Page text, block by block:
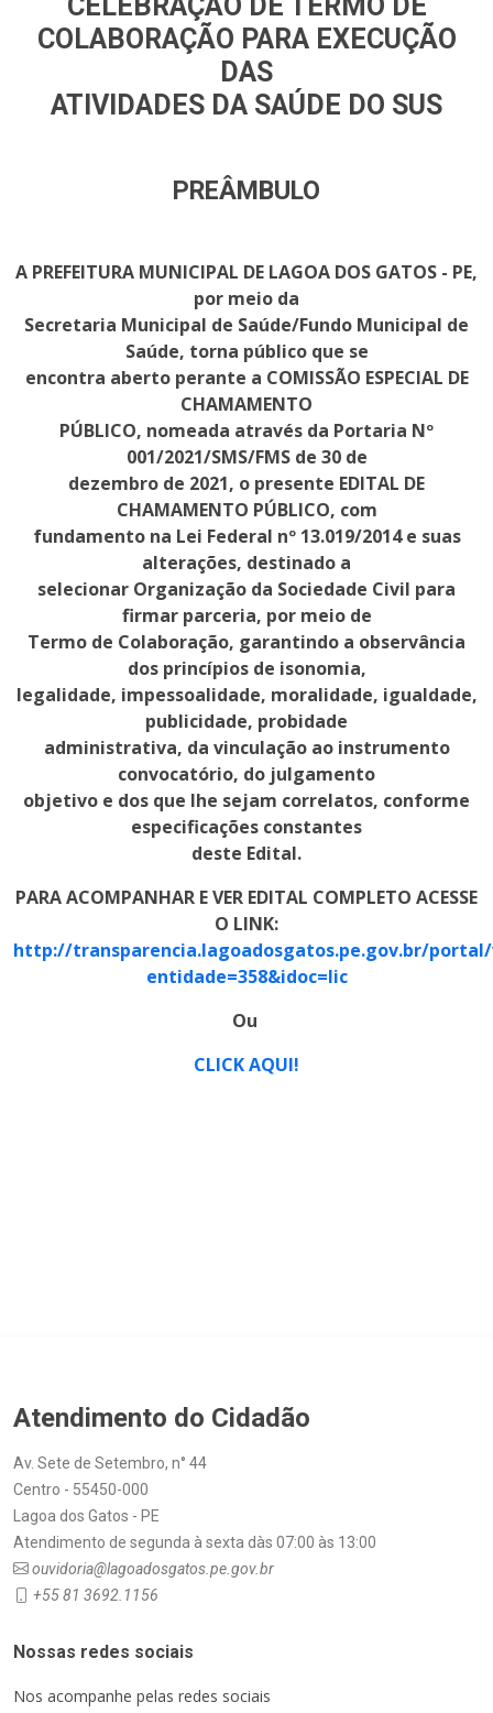
COLABORAÇÃO PARA EXECUÇÃO
DAS
ATIVIDADES DA SAÚDE DO SUS
PREÂMBULO
A PREFEITURA MUNICIPAL DE LAGOA DOS GATOS - PE,
por meio da
Secretaria Municipal de Saúde/Fundo Municipal de
Saúde, torna público que se
encontra aberto perante a COMISSÃO ESPECIAL DE
CHAMAMENTO
PÚBLICO, nomeada através da Portaria Nº
001/2021/SMS/FMS de 30 de
dezembro de 2021, o presente EDITAL DE
CHAMAMENTO PÚBLICO, com
fundamento na Lei Federal nº 13.019/2014 e suas
alterações, destinado a
selecionar Organização da Sociedade Civil para
firmar parceria, por meio de
Termo de Colaboração, garantindo a observância
dos princípios de isonomia,
legalidade, impessoalidade, moralidade, igualdade,
publicidade, probidade
administrativa, da vinculação ao instrumento
convocatório, do julgamento
objetivo e dos que lhe sejam correlatos, conforme
especificações constantes
deste Edital.
PARA ACOMPANHAR E VER EDITAL COMPLETO ACESSE
O LINK:
http://transparencia.lagoadosgatos.pe.gov.br/
entidade=358&idoc=lic
Ou
CLICK AQUI!
Atendimento do Cidadão
Av. Sete de Setembro, n° 44
Centro - 55450-000
Lagoa dos Gatos - PE
Atendimento de segunda à sexta dàs 07:00 às 13:00
ouvidoria@lagoadosgatos.pe.gov.br
+55 81 3692.1156
Nossas redes sociais
Nos acompanhe pelas redes sociais